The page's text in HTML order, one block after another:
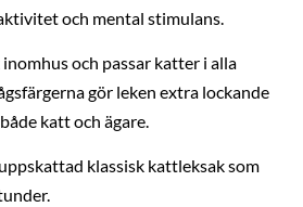
och mental stimulans.
och passar katter i alla
gör leken extra lockande
katt och ägare.
klassisk kattleksak som